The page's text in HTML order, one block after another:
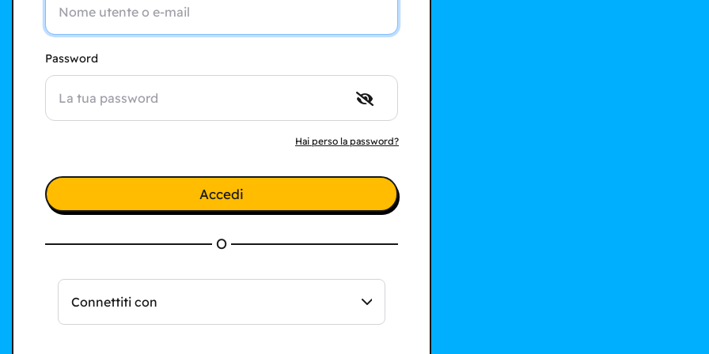
Password
Hai perso la password?
Accedi
O
Connettiti con